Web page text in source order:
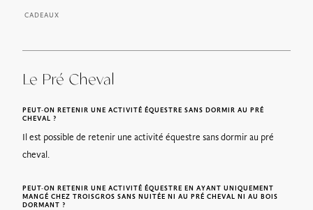
CADEAUX
Le Pré Cheval
PEUT-ON RETENIR UNE ACTIVITÉ ÉQUESTRE SANS DORMIR AU PRÉ
CHEVAL ?
Il est possible de retenir une activité équestre sans dormir au pré
cheval.
PEUT-ON RETENIR UNE ACTIVITÉ ÉQUESTRE EN AYANT UNIQUEMENT
MANGÉ CHEZ TROISGROS SANS NUITÉE NI AU PRÉ CHEVAL NI AU BOIS
DORMANT ?